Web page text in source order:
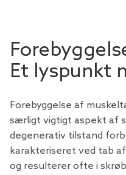
Et lyspunkt
Forebyggelse af
særligt vigtigt aspekt af
degenerativ tilstand
karakteriseret ved tab
og resulterer ofte i